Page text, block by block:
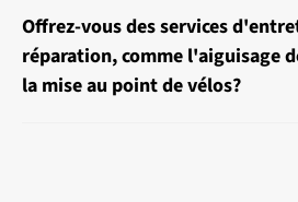
Offrez-vous des services
réparation, comme l'aiguisage
la mise au point de vélos?